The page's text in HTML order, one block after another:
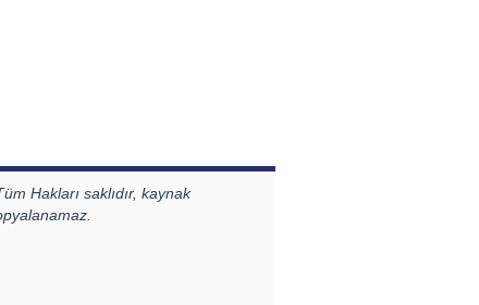
Hakları saklıdır, kaynak